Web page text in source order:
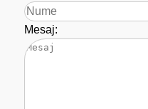
Mesaj: